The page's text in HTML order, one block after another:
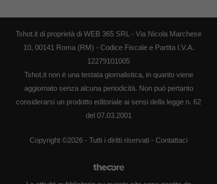
Tshot.it di proprietà di WEB 365 SRL - Via Nicola Marchese
10, 00141 Roma (RM) - Codice Fiscale e Partita I.V.A.
12279101005
Tshot.it non è una testata giornalistica, in quanto viene
aggiornato senza alcuna periodicità. Non può pertanto
considerarsi un prodotto editoriale ai sensi della legge n. 62
del 07.03.2001
Copyright ©2026 - Tutti i diritti riservati - Contattaci